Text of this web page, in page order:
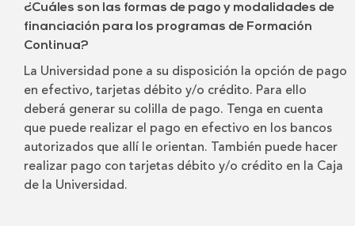
¿Cuáles son las formas de pago y modalidades de
financiación para los programas de Formación
Continua?
La Universidad pone a su disposición la opción de pago
en efectivo, tarjetas débito y/o crédito. Para ello
deberá generar su colilla de pago. Tenga en cuenta
que puede realizar el pago en efectivo en los bancos
autorizados que allí le orientan. También puede hacer
realizar pago con tarjetas débito y/o crédito en la Caja
de la Universidad.